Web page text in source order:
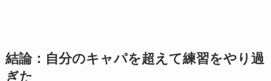
結論：自分のキャパを超えて練習をやり過
ぎた